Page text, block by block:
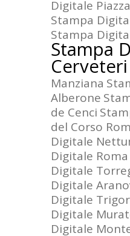
Digitale
Stampa
Stampa
Stampa
Cerveteri
Manziana
Alberone
de Cenci
del Corso
Digitale
Digitale
Digitale
Digitale
Digitale
Digitale
Digitale